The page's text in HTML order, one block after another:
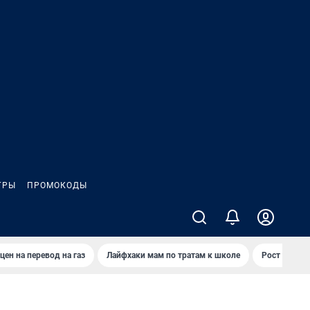
ПРОМОКОДЫ
на перевод на газ Лайфхаки мам по тратам к школе Рост цен на